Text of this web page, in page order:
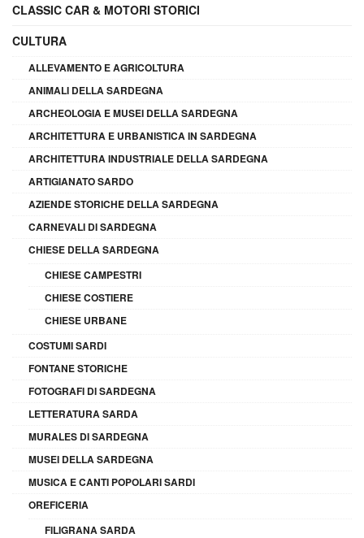
CLASSIC CAR & MOTORI STORICI
CULTURA
ALLEVAMENTO E AGRICOLTURA
ANIMALI DELLA SARDEGNA
ARCHEOLOGIA E MUSEI DELLA SARDEGNA
ARCHITETTURA E URBANISTICA IN SARDEGNA
ARCHITETTURA INDUSTRIALE DELLA SARDEGNA
ARTIGIANATO SARDO
AZIENDE STORICHE DELLA SARDEGNA
CARNEVALI DI SARDEGNA
CHIESE DELLA SARDEGNA
CHIESE CAMPESTRI
CHIESE COSTIERE
CHIESE URBANE
COSTUMI SARDI
FONTANE STORICHE
FOTOGRAFI DI SARDEGNA
LETTERATURA SARDA
MURALES DI SARDEGNA
MUSEI DELLA SARDEGNA
MUSICA E CANTI POPOLARI SARDI
OREFICERIA
FILIGRANA SARDA